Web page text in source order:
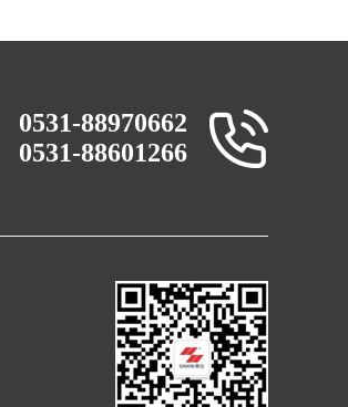
0531-88970662
0531-88601266